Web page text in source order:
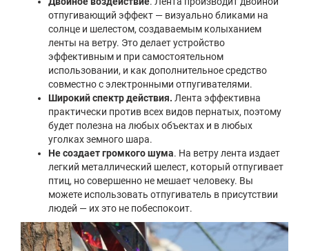
отпугивающий эффект — визуально бликами на
солнце и шелестом, создаваемым колыханием
ленты на ветру. Это делает устройство
эффективным и при самостоятельном
использовании, и как дополнительное средство
совместно с электронными отпугивателями.
Широкий спектр действия. Лента эффективна
практически против всех видов пернатых, поэтому
будет полезна на любых объектах и в любых
уголках земного шара.
Не создает громкого шума. На ветру лента издает
легкий металлический шелест, который отпугивает
птиц, но совершенно не мешает человеку. Вы
можете использовать отпугиватель в присутствии
людей — их это не побеспокоит.